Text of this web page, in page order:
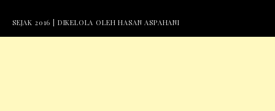
SEJAK 2016 | DIKELOLA OLEH HASAN ASPAHANI